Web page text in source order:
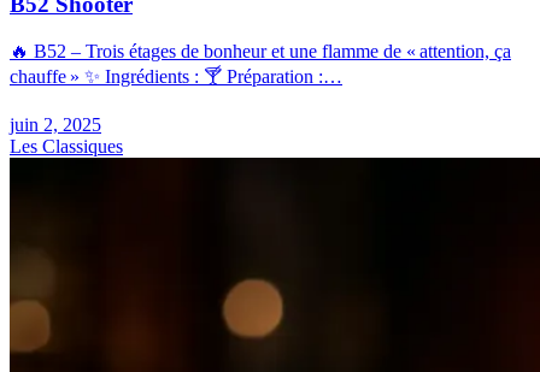
🔥 B52 – Trois étages de bonheur et une flamme de « attention, ça
chauffe » ✨ Ingrédients : 🍸 Préparation :…
juin 2, 2025
Les Classiques